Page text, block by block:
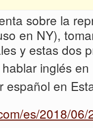
sobre la
en NY),
y estas dos
inglés
español en
es/2018/